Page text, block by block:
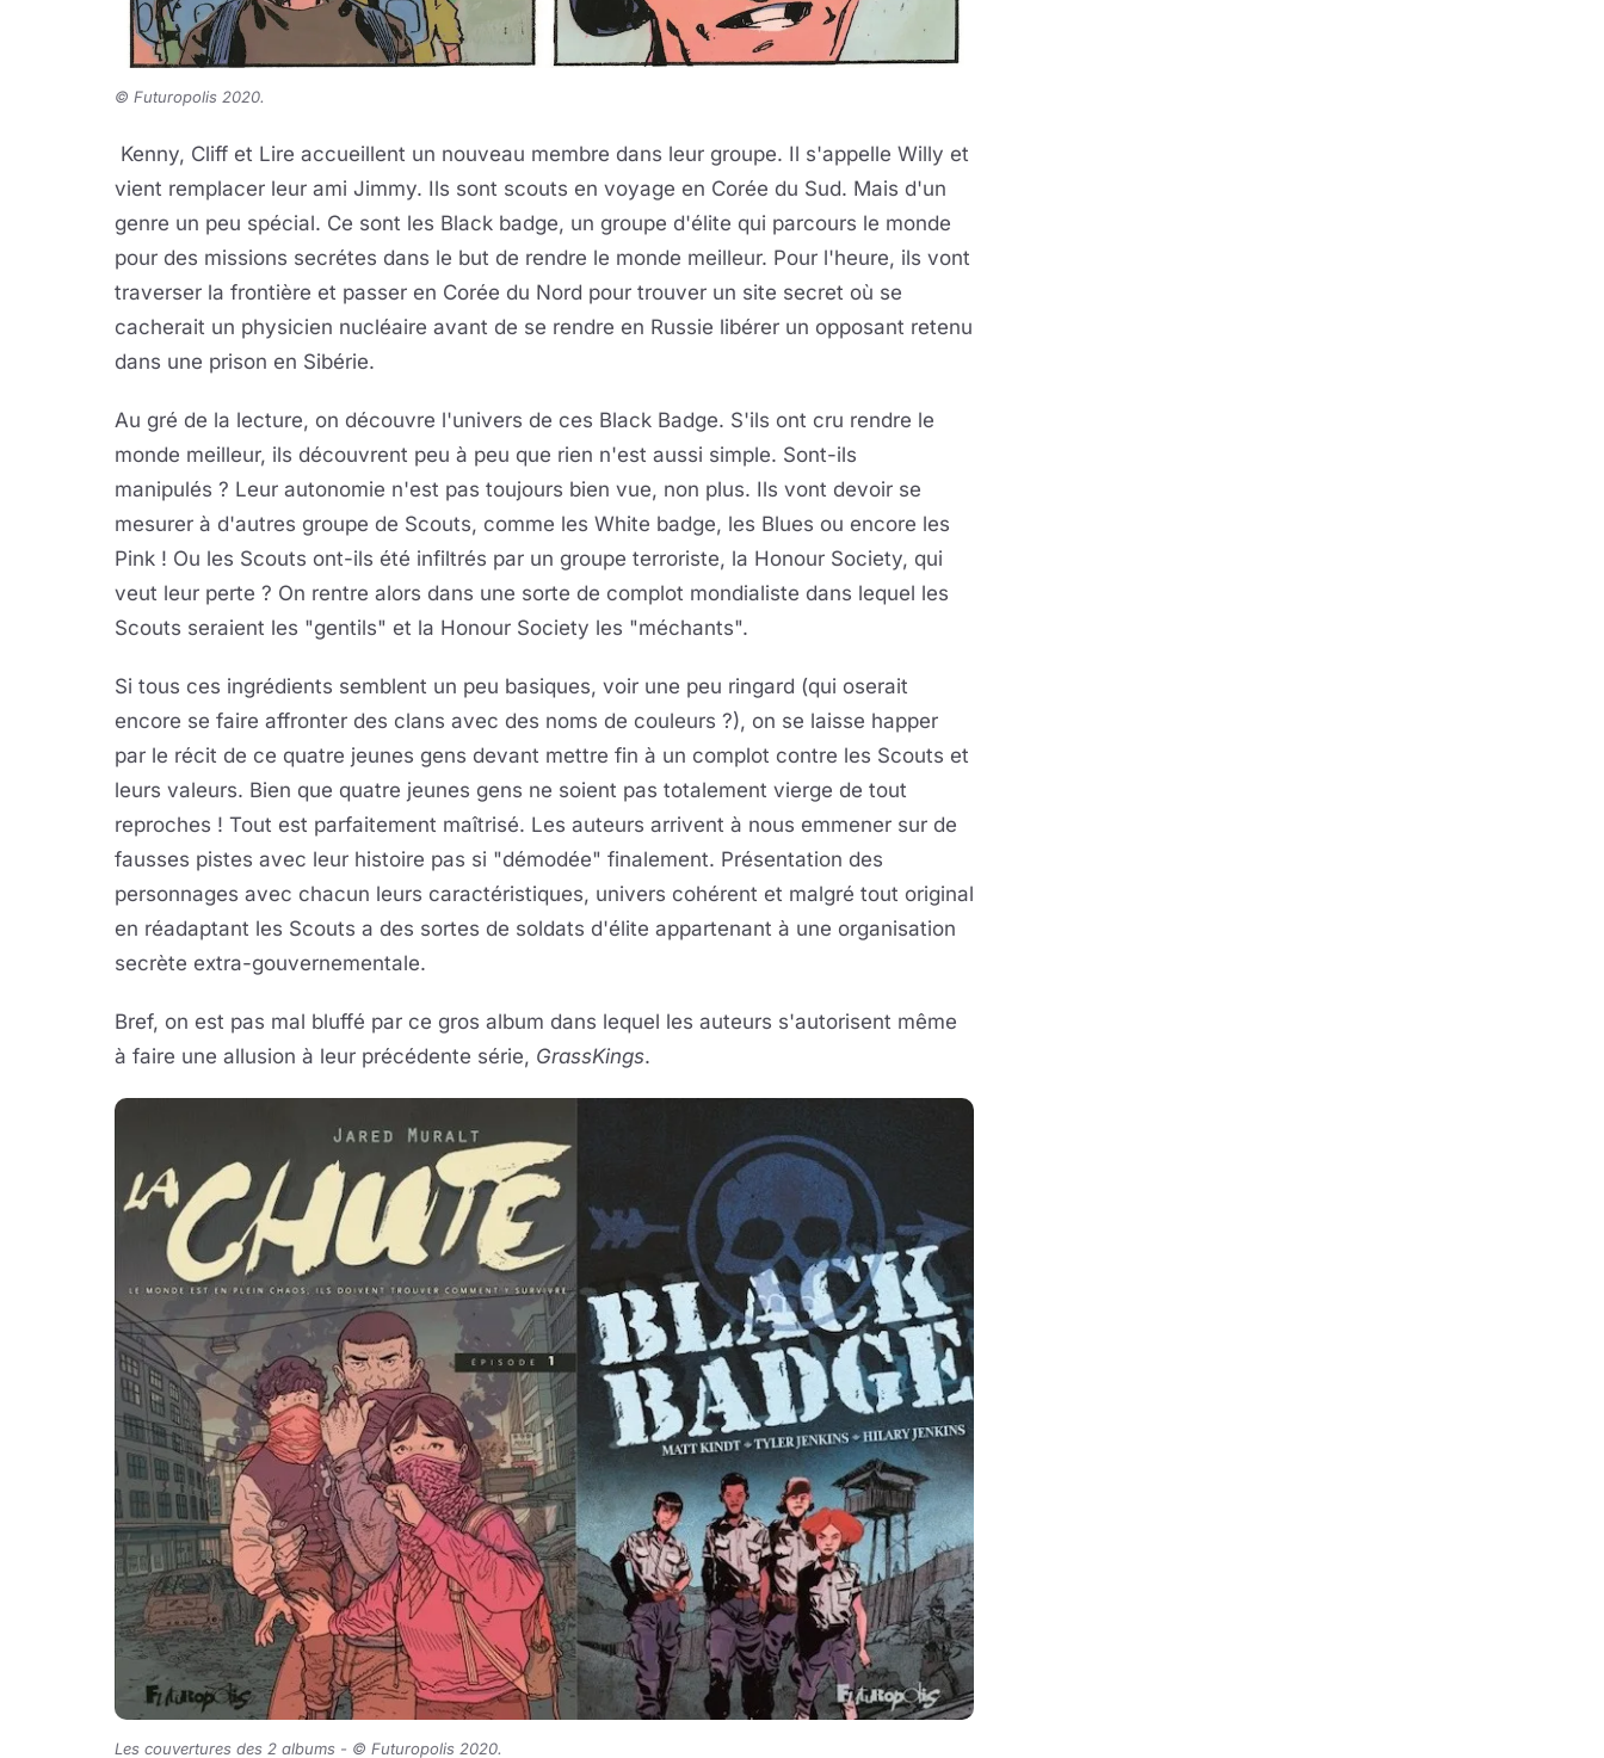
© Futuropolis 2020.
Kenny, Cliff et Lire accueillent un nouveau membre dans leur groupe. Il s'appelle Willy et
vient remplacer leur ami Jimmy. Ils sont scouts en voyage en Corée du Sud. Mais d'un
genre un peu spécial. Ce sont les Black badge, un groupe d'élite qui parcours le monde
pour des missions secrétes dans le but de rendre le monde meilleur. Pour l'heure, ils vont
traverser la frontière et passer en Corée du Nord pour trouver un site secret où se
cacherait un physicien nucléaire avant de se rendre en Russie libérer un opposant retenu
dans une prison en Sibérie.
Au gré de la lecture, on découvre l'univers de ces Black Badge. S'ils ont cru rendre le
monde meilleur, ils découvrent peu à peu que rien n'est aussi simple. Sont-ils
manipulés ? Leur autonomie n'est pas toujours bien vue, non plus. Ils vont devoir se
mesurer à d'autres groupe de Scouts, comme les White badge, les Blues ou encore les
Pink ! Ou les Scouts ont-ils été infiltrés par un groupe terroriste, la Honour Society, qui
veut leur perte ? On rentre alors dans une sorte de complot mondialiste dans lequel les
Scouts seraient les "gentils" et la Honour Society les "méchants".
Si tous ces ingrédients semblent un peu basiques, voir une peu ringard (qui oserait
encore se faire affronter des clans avec des noms de couleurs ?), on se laisse happer
par le récit de ce quatre jeunes gens devant mettre fin à un complot contre les Scouts et
leurs valeurs. Bien que quatre jeunes gens ne soient pas totalement vierge de tout
reproches ! Tout est parfaitement maîtrisé. Les auteurs arrivent à nous emmener sur de
fausses pistes avec leur histoire pas si "démodée" finalement. Présentation des
personnages avec chacun leurs caractéristiques, univers cohérent et malgré tout original
en réadaptant les Scouts a des sortes de soldats d'élite appartenant à une organisation
secrète extra-gouvernementale.
Bref, on est pas mal bluffé par ce gros album dans lequel les auteurs s'autorisent même
à faire une allusion à leur précédente série, GrassKings.
Les couvertures des 2 albums - © Futuropolis 2020.